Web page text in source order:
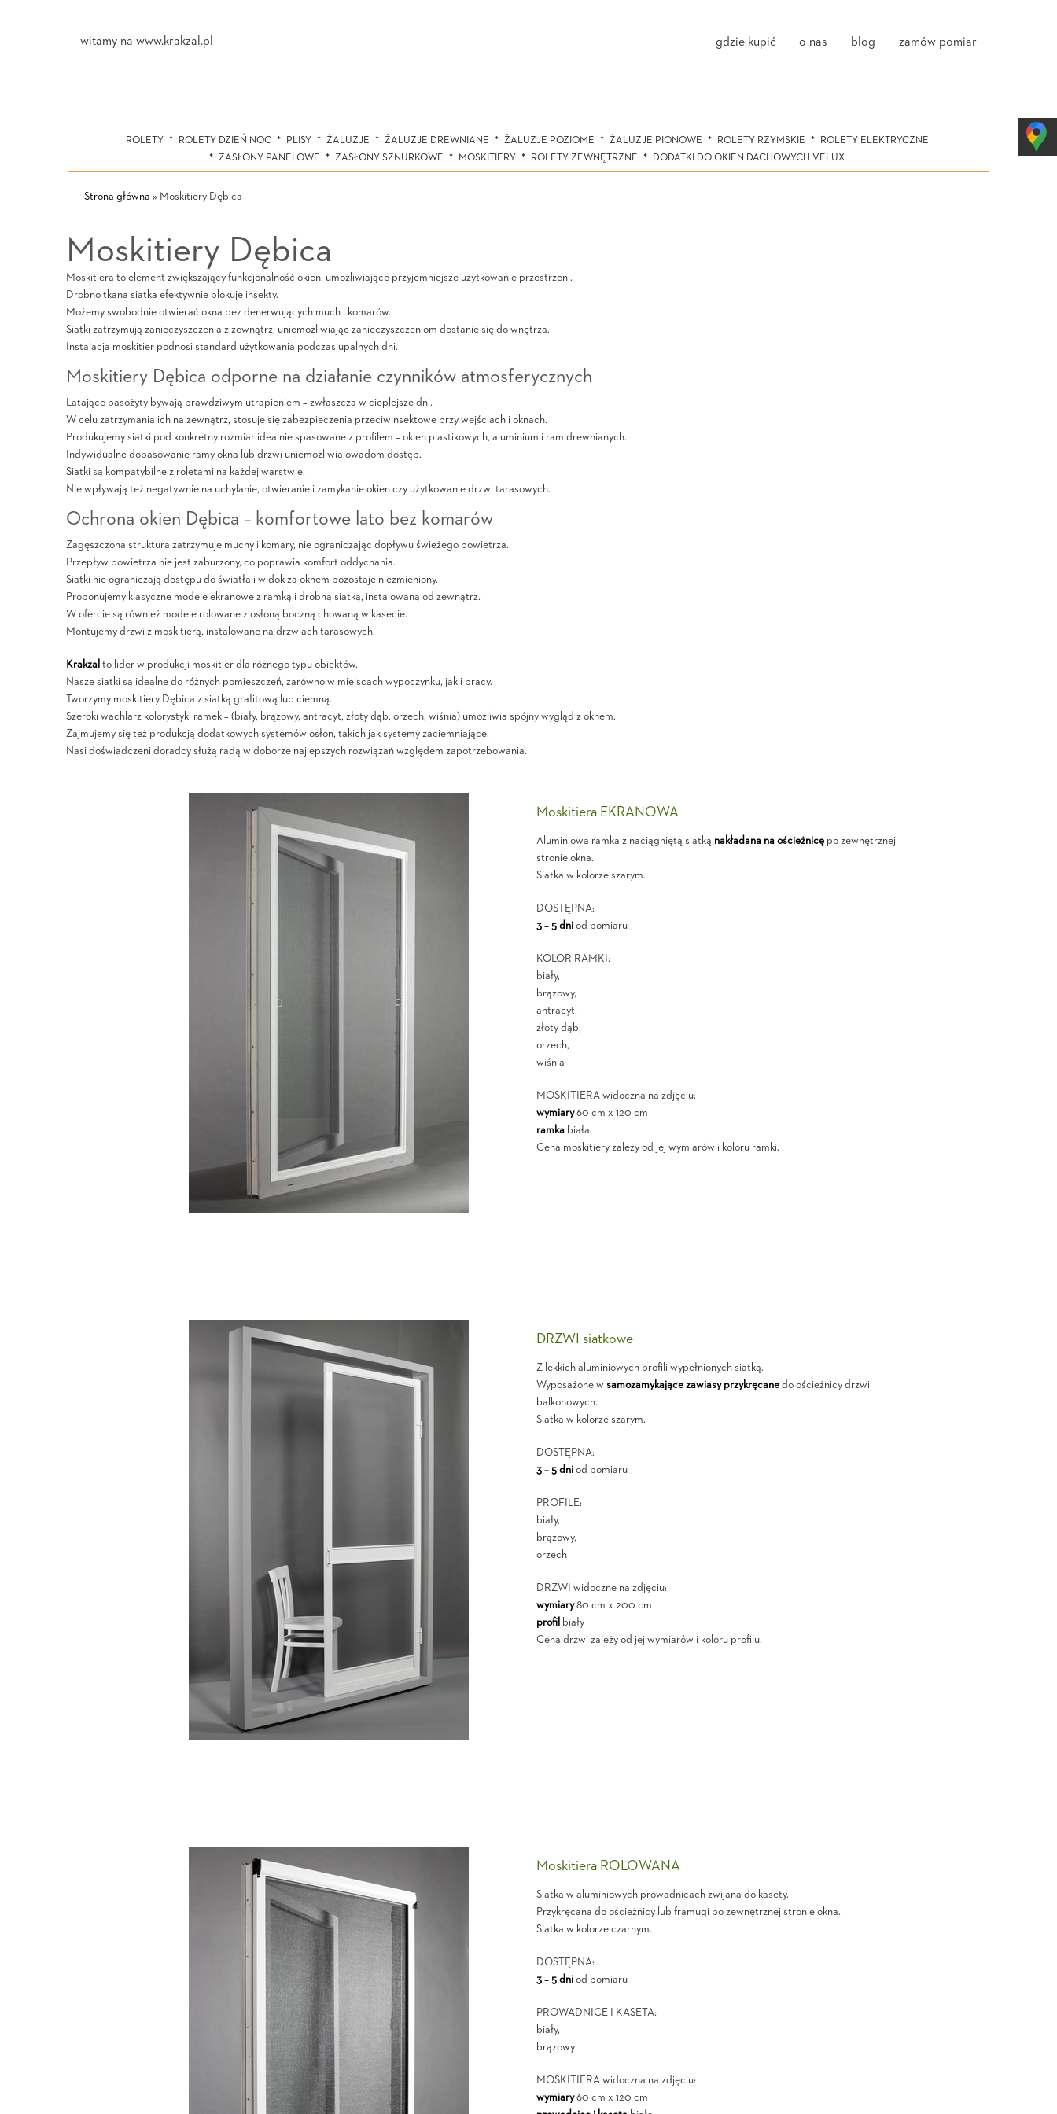
witamy na www.krakzal.pl gdzie kupić o nas blog zamów pomiar
ROLETY ROLETY DZIEŃ NOC PLISY ŻALUZJE ŻALUZJE DREWNIANE ŻALUZJE POZIOME ŻALUZJE PIONOWE ROLETY RZYMSKIE
ROLETY ELEKTRYCZNE
ZASŁONY PANELOWE
ZASŁONY SZNURKOWE MOSKITIERY ROLETY ZEWNĘTRZNE DODATKI DO OKIEN DACHOWYCH VELUX
Strona główna » Moskitiery Dębica
Moskitiery Dębica
Moskitiera to element zwiększający funkcjonalność okien, umożliwiające przyjemniejsze użytkowanie przestrzeni.
Drobno tkana siatka efektywnie blokuje insekty.
Możemy swobodnie otwierać okna bez denerwujących much i komarów.
Siatki zatrzymują zanieczyszczenia z zewnątrz, uniemożliwiając zanieczyszczeniom dostanie się do wnętrza.
Instalacja moskitier podnosi standard użytkowania podczas upalnych dni.
Moskitiery Dębica odporne na działanie czynników atmosferycznych
Latające pasożyty bywają prawdziwym utrapieniem – zwłaszcza w cieplejsze dni.
W celu zatrzymania ich na zewnątrz, stosuje się zabezpieczenia przeciwinsektowe przy wejściach i oknach.
Produkujemy siatki pod konkretny rozmiar idealnie spasowane z profilem – okien plastikowych, aluminium i ram drewnianych.
Indywidualne dopasowanie ramy okna lub drzwi uniemożliwia owadom dostęp.
Siatki są kompatybilne z roletami na każdej warstwie.
Nie wpływają też negatywnie na uchylanie, otwieranie i zamykanie okien czy użytkowanie drzwi tarasowych.
Ochrona okien Dębica – komfortowe lato bez komarów
Zagęszczona struktura zatrzymuje muchy i komary, nie ograniczając dopływu świeżego powietrza.
Przepływ powietrza nie jest zaburzony, co poprawia komfort oddychania.
Siatki nie ograniczają dostępu do światła i widok za oknem pozostaje niezmieniony.
Proponujemy klasyczne modele ekranowe z ramką i drobną siatką, instalowaną od zewnątrz.
W ofercie są również modele rolowane z osłoną boczną chowaną w kasecie.
Montujemy drzwi z moskitierą, instalowane na drzwiach tarasowych.
Krakżal to lider w produkcji moskitier dla różnego typu obiektów.
Nasze siatki są idealne do różnych pomieszczeń, zarówno w miejscach wypoczynku, jak i pracy.
Tworzymy moskitiery Dębica z siatką grafitową lub ciemną.
Szeroki wachlarz kolorystyki ramek – (biały, brązowy, antracyt, złoty dąb, orzech, wiśnia) umożliwia spójny wygląd z oknem.
Zajmujemy się też produkcją dodatkowych systemów osłon, takich jak systemy zaciemniające.
Nasi doświadczeni doradcy służą radą w doborze najlepszych rozwiązań względem zapotrzebowania.
Moskitiera EKRANOWA
Aluminiowa ramka z naciągniętą siatką nakładana na ościeżnicę po zewnętrznej
stronie okna.
Siatka w kolorze szarym.
DOSTĘPNA:
3 – 5 dni od pomiaru
KOLOR RAMKI:
biały,
brązowy,
antracyt,
złoty dąb,
orzech,
wiśnia
MOSKITIERA widoczna na zdjęciu:
wymiary60 cm x 120 cm
ramka biała
Cena moskitiery zależy od jej wymiarów i koloru ramki.
DRZWI siatkowe
Z lekkich aluminiowych profili wypełnionych siatką.
Wyposażone wsamozamykające zawiasy przykręcane do ościeżnicy drzwi
balkonowych.
Siatka w kolorze szarym.
DOSTĘPNA:
3 – 5 dni od pomiaru
PROFILE:
biały,
brązowy,
orzech
DRZWI widoczne na zdjęciu:
wymiary80 cm x 200 cm
profil biały
Cena drzwi zależy od jej wymiarów i koloru profilu.
Moskitiera ROLOWANA
Siatka w aluminiowych prowadnicach zwijana do kasety.
Przykręcana do ościeżnicy lub framugi po zewnętrznej stronie okna.
Siatka w kolorze czarnym.
DOSTĘPNA:
3 – 5 dni od pomiaru
PROWADNICE I KASETA:
biały,
brązowy
MOSKITIERA widoczna na zdjęciu:
wymiary60 cm x 120 cm